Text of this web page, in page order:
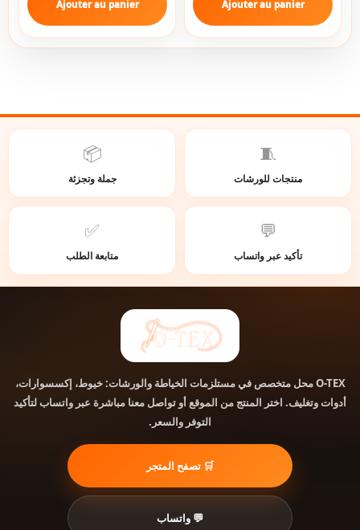
Ajouter au panier
Ajouter au panier
🧵
منتجات للورشات
📦
جملة وتجزئة
💬
تأكيد عبر واتساب
✅
متابعة الطلب
O-TEXمحل متخصص في مستلزمات الخياطة والورشات: خيوط، إكسسوارات،
أدوات وتغليف. اختر المنتج من الموقع أو تواصل معنا مباشرة عبر واتساب لتأكيد
التوفر والسعر.
🛒 تصفح المتجر
💬 واتساب